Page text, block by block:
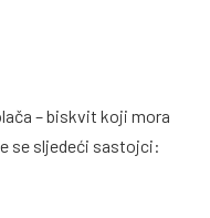
– biskvit koji mora
se sljedeći sastojci: